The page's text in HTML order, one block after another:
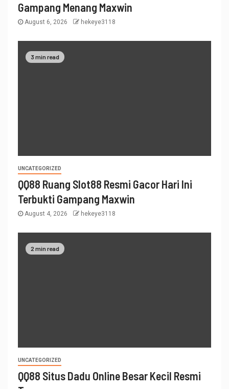
Gampang Menang Maxwin
August 6, 2026 hekeye3118
3 min read
UNCATEGORIZED
QQ88 Ruang Slot88 Resmi Gacor Hari Ini
Terbukti Gampang Maxwin
August 4, 2026 hekeye3118
2 min read
UNCATEGORIZED
QQ88 Situs Dadu Online Besar Kecil Resmi